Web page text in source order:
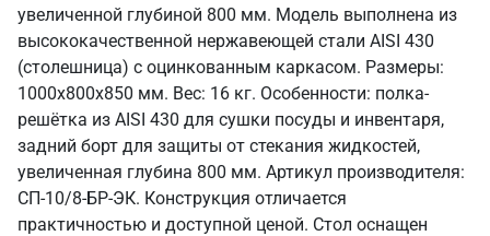
увеличенной глубиной 800 мм. Модель выполнена из
высококачественной нержавеющей стали AISI 430
(столешница) с оцинкованным каркасом. Размеры:
1000x800x850 мм. Вес: 16 кг. Особенности: полка-
решётка из AISI 430 для сушки посуды и инвентаря,
задний борт для защиты от стекания жидкостей,
увеличенная глубина 800 мм. Артикул производителя:
СП-10/8-БР-ЭК. Конструкция отличается
практичностью и доступной ценой. Стол оснащен